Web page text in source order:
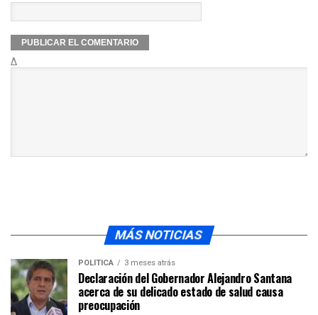
Δ
MÁS NOTICIAS
POLÍTICA 3 meses atrás
Declaración del Gobernador Alejandro Santana
acerca de su delicado estado de salud causa
preocupación